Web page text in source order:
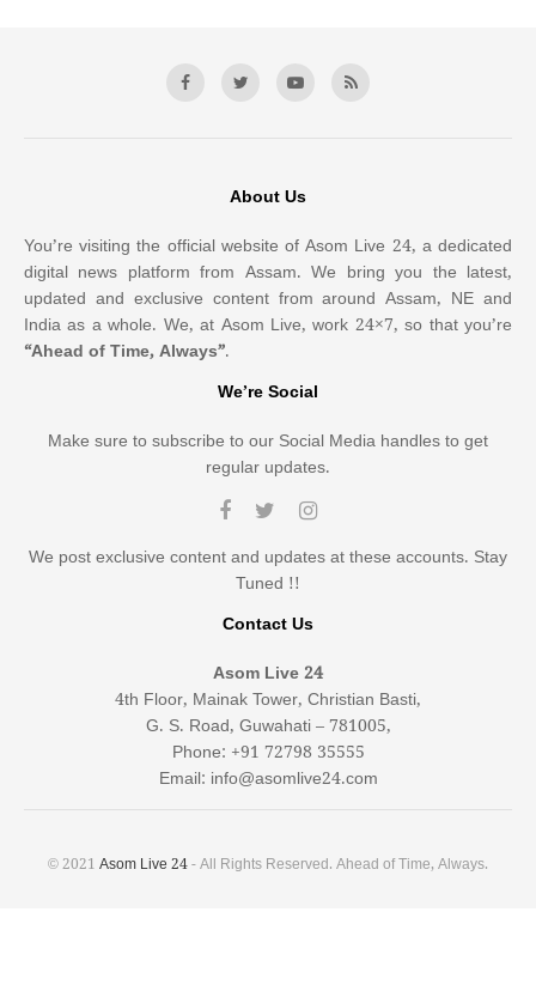
About Us
You’re visiting the official website of Asom Live 24, a dedicated
digital news platform from Assam. We bring you the latest,
updated and exclusive content from around Assam, NE and
India as a whole. We, at Asom Live, work 24×7, so that you’re
“Ahead of Time, Always”.
We’re Social
Make sure to subscribe to our Social Media handles to get
regular updates.
We post exclusive content and updates at these accounts. Stay
Tuned !!
Contact Us
Asom Live 24
4th Floor, Mainak Tower, Christian Basti,
G. S. Road, Guwahati – 781005,
Phone: +91 72798 35555
Email: info@asomlive24.com
© 2021 Asom Live 24- All Rights Reserved. Ahead of Time, Always.